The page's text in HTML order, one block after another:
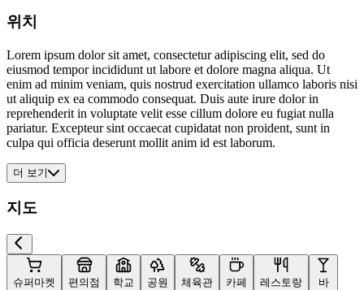
위치
Lorem ipsum dolor sit amet, consectetur adipiscing elit, sed do
eiusmod tempor incididunt ut labore et dolore magna aliqua. Ut
enim ad minim veniam, quis nostrud exercitation ullamco laboris nisi
ut aliquip ex ea commodo consequat. Duis aute irure dolor in
reprehenderit in voluptate velit esse cillum dolore eu fugiat nulla
pariatur. Excepteur sint occaecat cupidatat non proident, sunt in
culpa qui officia deserunt mollit anim id est laborum.
더 보기
지도
슈퍼마켓 편의점 학교 공원 체육관 카페 레스토랑 바